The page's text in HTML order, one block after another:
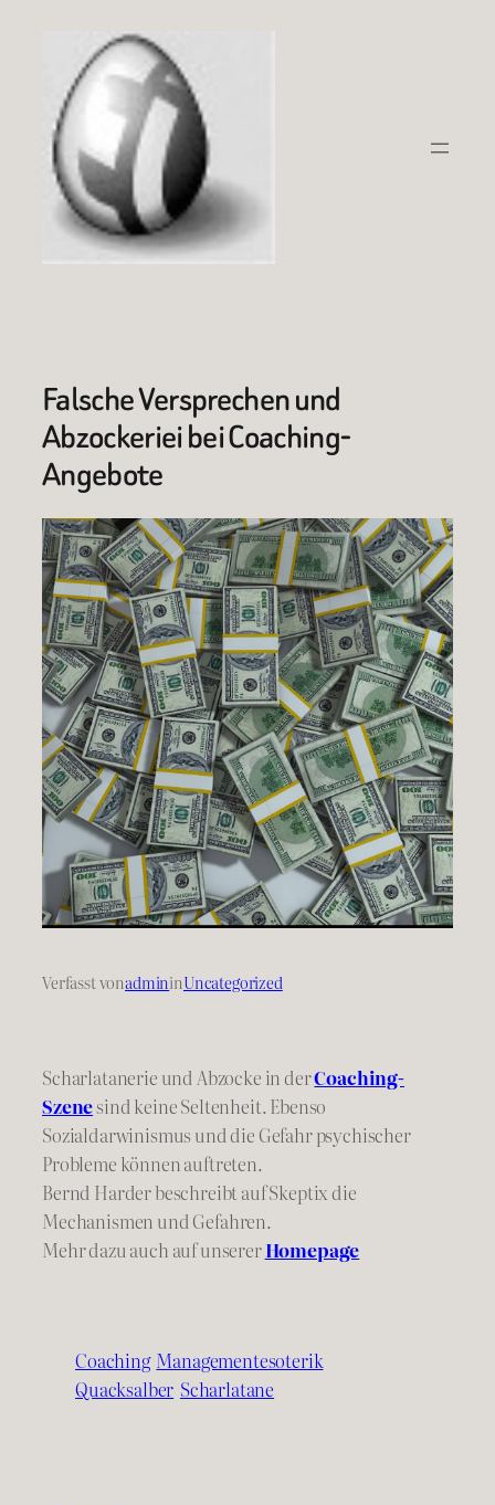
springen
Falsche Versprechen und
Abzockeriei bei Coaching-
Angebote
Verfasst vonadmininUncategorized
Scharlatanerie und Abzocke in derCoaching-
Szenesind keine Seltenheit. Ebenso
Sozialdarwinismus und die Gefahr psychischer
Probleme können auftreten.
Bernd Harder beschreibt auf Skeptix die
Mechanismen und Gefahren.
Mehr dazu auch auf unsererHomepage
Coaching Managementesoterik
Quacksalber Scharlatane